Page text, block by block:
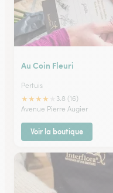
Au Coin Fleuri
Pertuis
★★★★
3.8 (16)
Avenue Pierre Augier
Voir la boutique